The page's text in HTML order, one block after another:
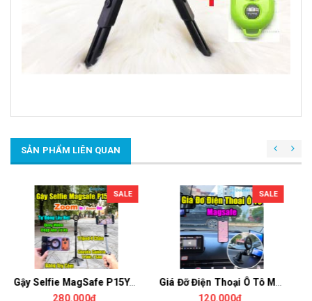
SẢN PHẨM LIÊN QUAN
SALE
120.000₫
SALE
120.000₫